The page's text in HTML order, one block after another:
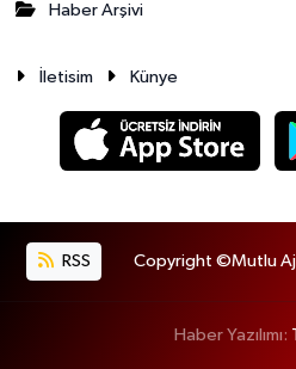
Haber Arşivi
İletisim Künye
RSS Copyright ©Mutlu
Haber Yazılımı: